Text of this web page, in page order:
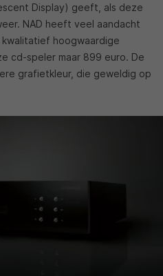
Display) geeft, als deze
NAD heeft veel aandacht
hoogwaardige
cd-speler maar 899 euro. De
grafietkleur, die geweldig op